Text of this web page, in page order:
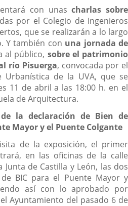
con unascharlas sobre
por el Colegio de Ingenieros
que se realizarán a lo largo
Y también con una jornada de
al público, sobre el patrimonio
río Pisuerga, convocada por el
de la UVA, que se
11 de abril a las 18:00 h. en el
de Arquitectura.
la declaración de Bien de
Mayor y el Puente Colgante
de la exposición, el primer
en las oficinas de la calle
de Castilla y León, las dos
BIC para el Puente Mayor y
así con lo aprobado por
Ayuntamiento del pasado 6 de